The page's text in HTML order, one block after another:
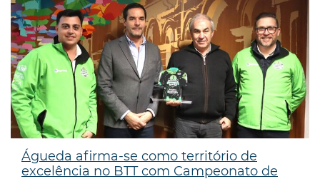
Águeda afirma-se como território de
excelência no BTT com Campeonato de